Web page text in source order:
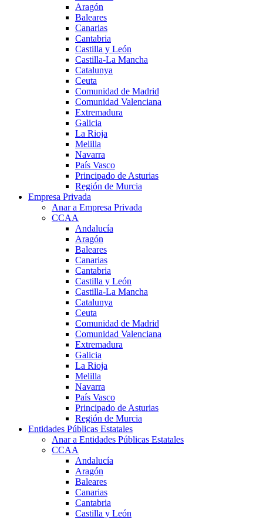
Aragón
Baleares
Canarias
Cantabria
Castilla y León
Castilla-La Mancha
Catalunya
Ceuta
Comunidad de Madrid
Comunidad Valenciana
Extremadura
Galicia
La Rioja
Melilla
Navarra
País Vasco
Principado de Asturias
Región de Murcia
Empresa Privada
Anar a Empresa Privada
CCAA
Andalucía
Aragón
Baleares
Canarias
Cantabria
Castilla y León
Castilla-La Mancha
Catalunya
Ceuta
Comunidad de Madrid
Comunidad Valenciana
Extremadura
Galicia
La Rioja
Melilla
Navarra
País Vasco
Principado de Asturias
Región de Murcia
Entidades Públicas Estatales
Anar a Entidades Públicas Estatales
CCAA
Andalucía
Aragón
Baleares
Canarias
Cantabria
Castilla y León